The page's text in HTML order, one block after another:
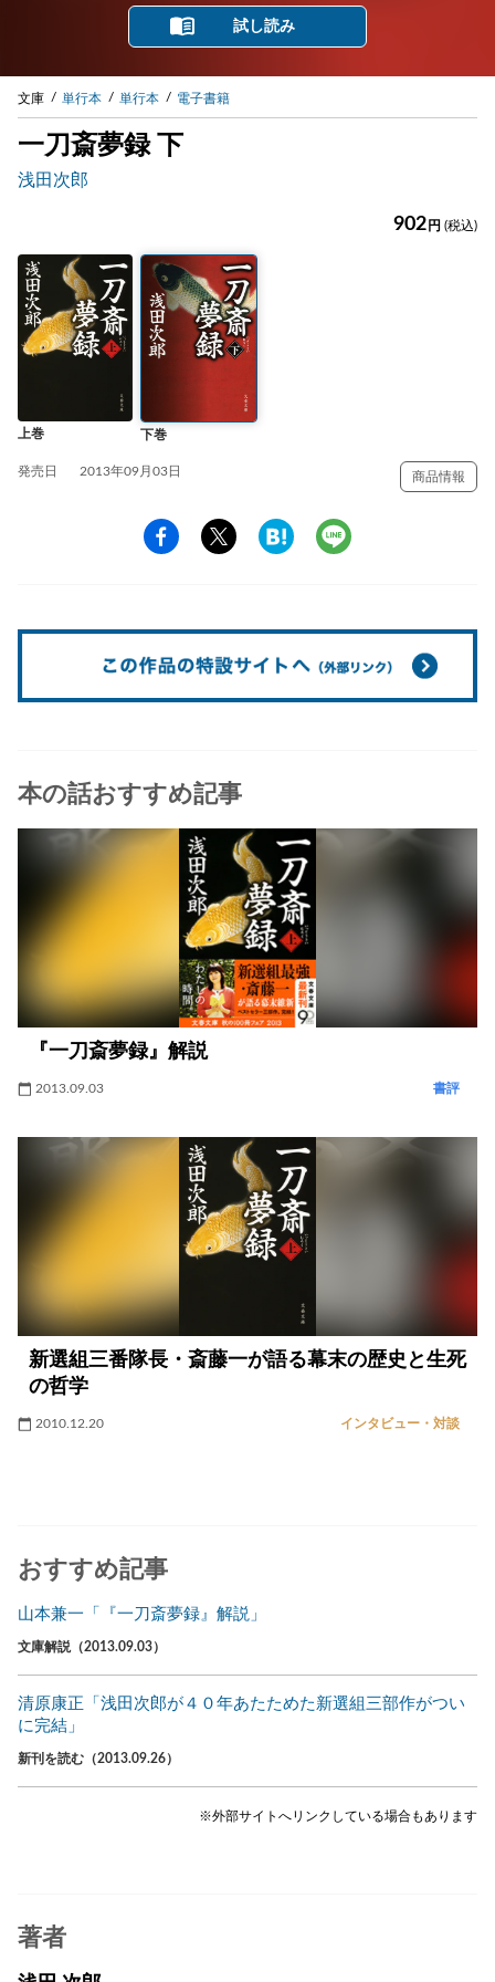
試し読み
文庫 単行本 単行本 電子書籍
一刀斎夢録 下
浅田次郎
902 円 (税込)
上巻 下巻
発売日 2013年09月03日 商品情報
本の話おすすめ記事
『一刀斎夢録』解説
2013.09.03 書評
新選組三番隊長・斎藤一が語る幕末の歴史と生死
の哲学
2010.12.20 インタビュー・対談
おすすめ記事
山本兼一「『一刀斎夢録』解説」
文庫解説（2013.09.03）
清原康正「浅田次郎が４０年あたためた新選組三部作がつい
に完結」
新刊を読む（2013.09.26）
※外部サイトへリンクしている場合もあります
著者